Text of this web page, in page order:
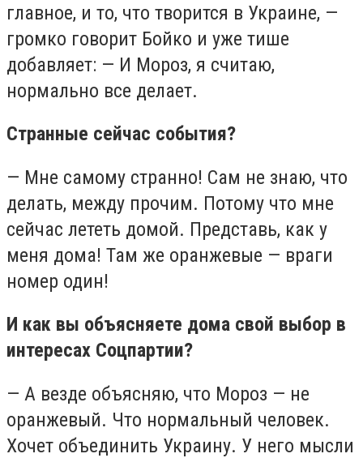
главное, и то, что творится в Украине, —
громко говорит Бойко и уже тише
добавляет: — И Мороз, я считаю,
нормально все делает.
Странные сейчас события?
— Мне самому странно! Сам не знаю, что
делать, между прочим. Потому что мне
сейчас лететь домой. Представь, как у
меня дома! Там же оранжевые — враги
номер один!
И как вы объясняете дома свой выбор в
интересах Соцпартии?
— А везде объясняю, что Мороз — не
оранжевый. Что нормальный человек.
Хочет объединить Украину. У него мысли